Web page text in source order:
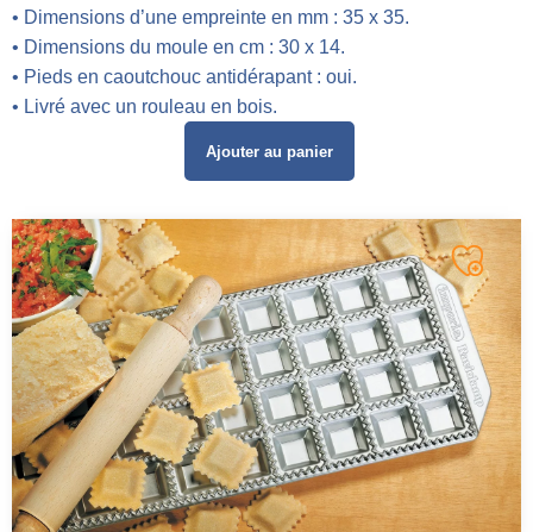
• Dimensions d’une empreinte en mm : 35 x 35.
• Dimensions du moule en cm : 30 x 14.
• Pieds en caoutchouc antidérapant : oui.
• Livré avec un rouleau en bois.
Ajouter au panier